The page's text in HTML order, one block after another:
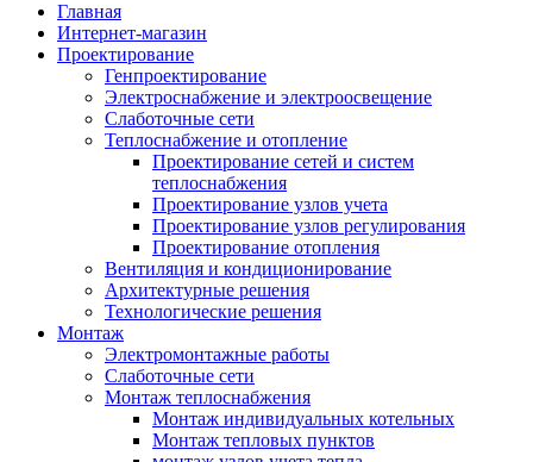
Главная
Интернет-магазин
Проектирование
Генпроектирование
Электроснабжение и электроосвещение
Слаботочные сети
Теплоснабжение и отопление
Проектирование сетей и систем
теплоснабжения
Проектирование узлов учета
Проектирование узлов регулирования
Проектирование отопления
Вентиляция и кондиционирование
Архитектурные решения
Технологические решения
Монтаж
Электромонтажные работы
Слаботочные сети
Монтаж теплоснабжения
Монтаж индивидуальных котельных
Монтаж тепловых пунктов